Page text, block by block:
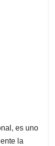
es uno
la